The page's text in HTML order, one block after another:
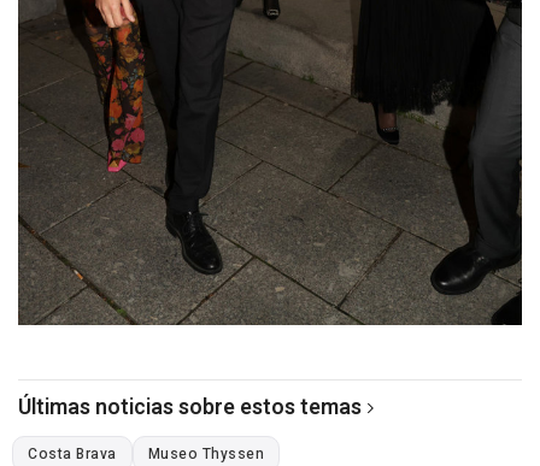
Últimas noticias sobre estos temas
Costa Brava Museo Thyssen